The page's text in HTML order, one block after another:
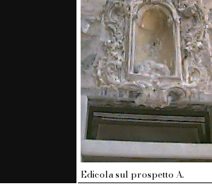
Edicola sul prospetto A.